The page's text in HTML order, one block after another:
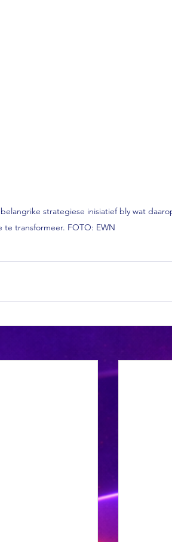
strategiese inisiatief bly wat
transformeer. FOTO: EWN